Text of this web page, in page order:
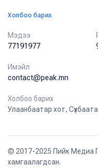
Холбоо барих
Мэдээ
77191977
Имэйл
contact@peak.mn
Холбоо барих
Улаанбаатар хот,
© 2017-2025 Пийк Медиа
хамгаалагдсан.